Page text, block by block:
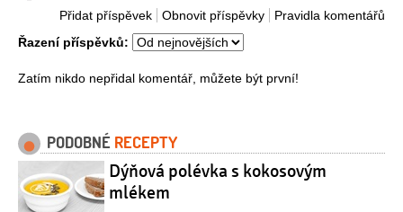
Pravidla komentářů
Obnovit příspěvky
Přidat příspěvek
Řazení příspěvků:
Zatím nikdo nepřidal komentář, můžete být první!
PODOBNÉ RECEPTY
Dýňová polévka s kokosovým
mlékem